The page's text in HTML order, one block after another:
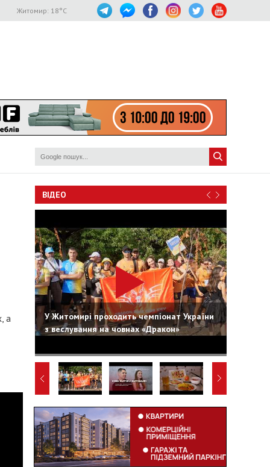
Житомир: 18°C
а
ВІДЕО
У Житомирі проходить чемпіонат України
з веслування на човнах «Дракон»